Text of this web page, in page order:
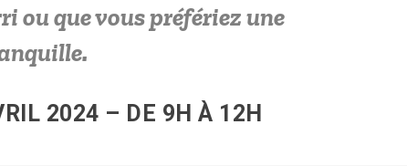
ou que vous préfériez une
2024 – DE 9H À 12H